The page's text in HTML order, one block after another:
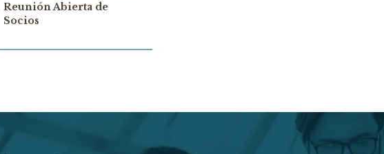
Reunión Abierta de
Socios